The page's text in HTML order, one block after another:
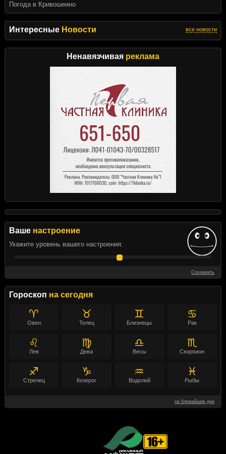
Интересные Новости все новости
Ненавязчивая реклама
Ваше настроение
Укажите уровень вашего настроения:
Сохранить
Гороскоп на сегодня
♈
Овен
♉
Телец
♊
Близнецы
♋
Рак
♌
Лев
♍
Дева
♎
Весы
♏
Скорпион
♐
Стрелец
♑
Козерог
♒
Водолей
♓
Рыбы
на ближайшие дни
Погода в Кривошеино